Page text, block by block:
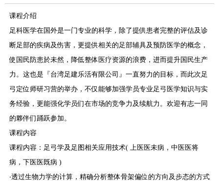
课程介绍
足科医学在国外是一门专业的科学，除了提供患者完整的评估及诊
断足部的疾病及伤害，更提供相关的足部辅具及预防医学的概念，
使国民防患於未然，降低整体医疗资源的浪费，进而提升国民生产
力。这也是 『台湾足建乐活有限公司』 一直努力的目标，而此次足
弓定位师研习营的举办，不仅能够加强学员专业足弓医学知识与实
务经验，更能强化学员们在市场的竞争力及续航力。欢迎有志一同
的夥伴们踊跃参加。
课程内容
课程内容：足弓学及足图相关应用技术( 上医医未病，中医医将
病，下医医既病 )
‧透过生物力学的计算，精确分析整体骨架偏位的方向及步态的方式